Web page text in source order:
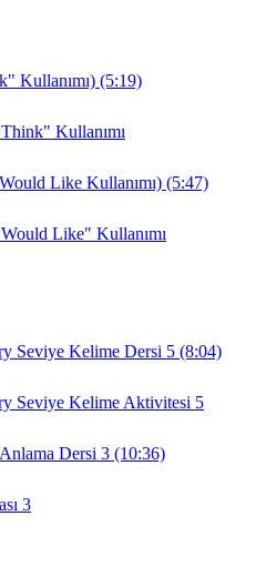
Kullanımı) (5:19)
Kullanımı
Like Kullanımı) (5:47)
Like" Kullanımı
Seviye Kelime Dersi 5 (8:04)
Seviye Kelime Aktivitesi 5
Dersi 3 (10:36)
3